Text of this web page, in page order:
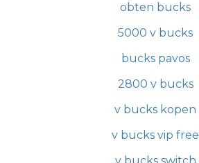
obten bucks
5000 v bucks
bucks pavos
2800 v bucks
v bucks kopen
v bucks vip free